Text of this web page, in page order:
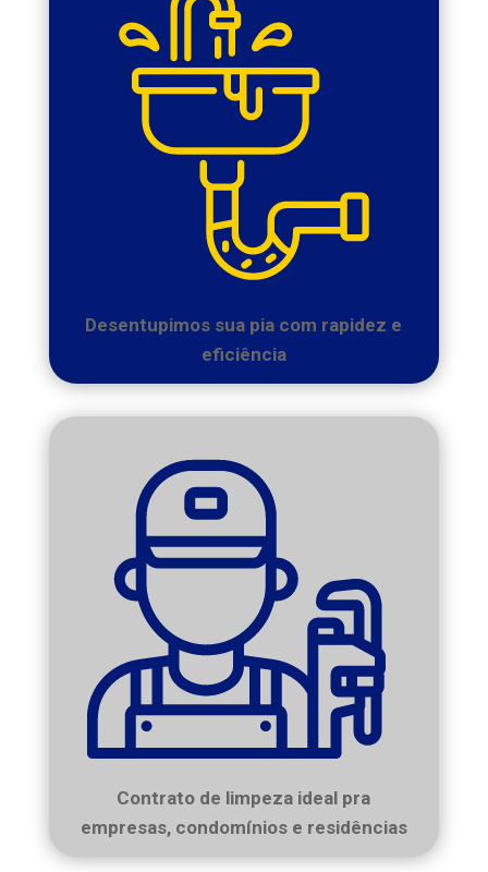
Desentupimos sua pia com rapidez e
eficiência
Contrato de limpeza ideal pra
empresas, condomínios e residências